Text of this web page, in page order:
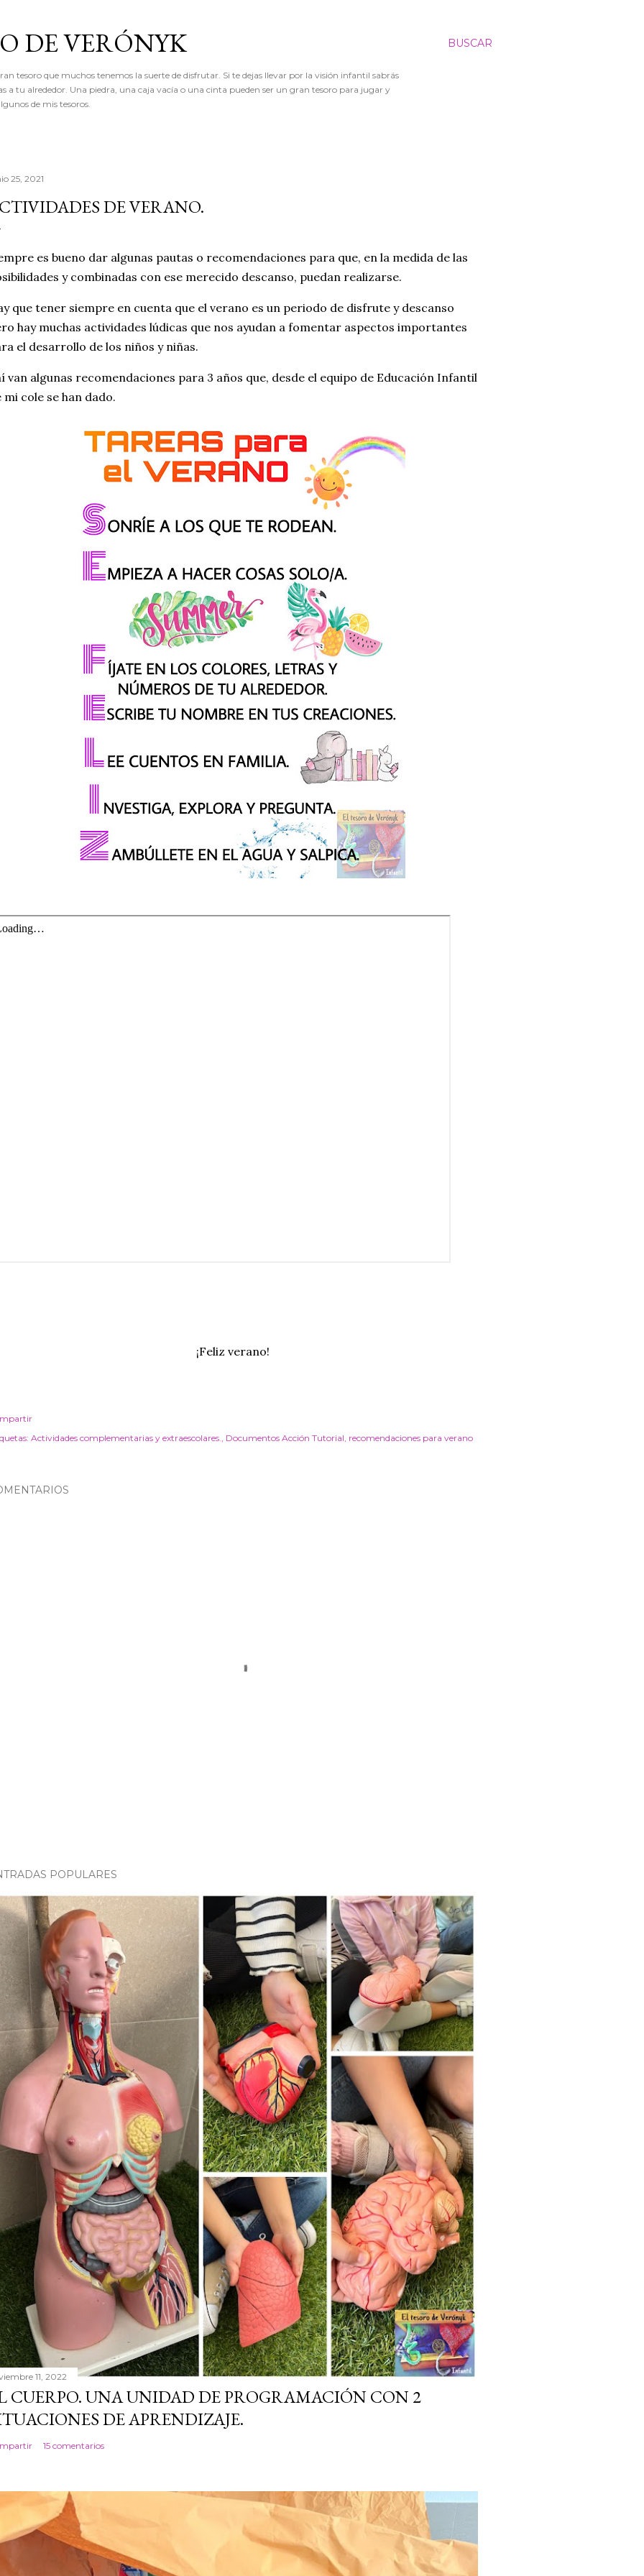
BUSCAR
DE VERÓNYK
tesoro que muchos tenemos la suerte de disfrutar. Si te dejas llevar por la visión infantil sabrás
a tu alrededor. Una piedra, una caja vacía o una cinta pueden ser un gran tesoro para jugar y
de mis tesoros.
25, 2021
DE VERANO.
es bueno dar algunas pautas o recomendaciones para que, en la medida de las
y combinadas con ese merecido descanso, puedan realizarse.
que tener siempre en cuenta que el verano es un periodo de disfrute y descanso
hay muchas actividades lúdicas que nos ayudan a fomentar aspectos importantes
el desarrollo de los niños y niñas.
van algunas recomendaciones para 3 años que, desde el equipo de Educación Infantil
mi cole se han dado.
¡Feliz verano!
Actividades complementarias y extraescolares. Documentos Acción Tutorial recomendaciones para verano
POPULARES
11, 2022
CUERPO. UNA UNIDAD DE PROGRAMACIÓN CON 2
DE APRENDIZAJE.
15 comentarios